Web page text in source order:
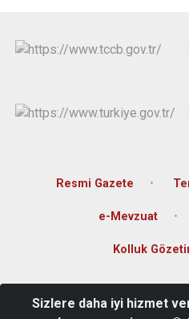
Resmi Gazete
e-Mevzuat
Kolluk
Oğuzeli/
Sizlere daha iyi hizmet